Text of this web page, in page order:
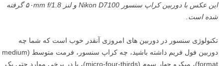
این عکس با دوربین کراپ سنسور Nikon D7100 و لنز ۵۰mm f/1.8 گرفته
شده است.
تکنولوژی سنسور در دوربین های امروزی آنقدر خوب است که شما چه
دوربین فول فریم داشته باشید، چه کراپ سنسور، فرمت متوسط (medium
format)، میکرو چهار سوم (micro-four-thirds)، یا در برخی موارد حتی یک